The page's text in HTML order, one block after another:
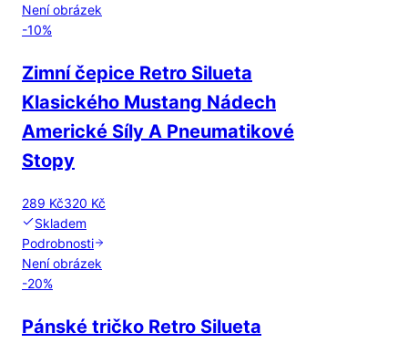
Není obrázek
-10%
Zimní čepice Retro Silueta
Klasického Mustang Nádech
Americké Síly A Pneumatikové
Stopy
289 Kč320 Kč
Skladem
Podrobnosti
Není obrázek
-20%
Pánské tričko Retro Silueta